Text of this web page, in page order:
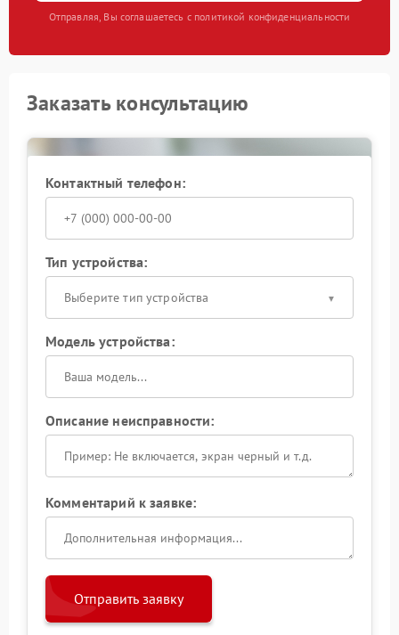
Отправляя, Вы соглашаетесь с политикой конфиденциальности
Заказать консультацию
Контактный телефон:
Тип устройства:
Выберите тип устройства
Модель устройства:
Описание неисправности:
Комментарий к заявке:
Отправить заявку